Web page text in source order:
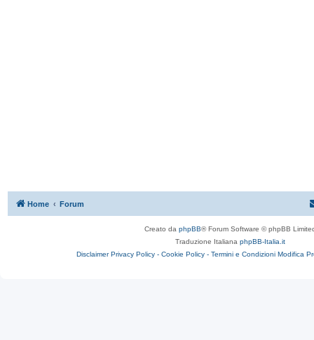
Home Forum
Creato da phpBB® Forum Software © phpBB
Traduzione Italiana phpBB-Italia.it
Disclaimer Privacy Policy - Cookie Policy - Termini e Condizioni Modifica